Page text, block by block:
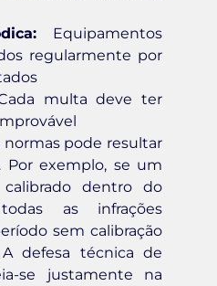
Equipamentos
regularmente por
multa deve ter
normas pode resultar
exemplo, se um
dentro do
as infrações
sem calibração
defesa técnica de
se justamente na